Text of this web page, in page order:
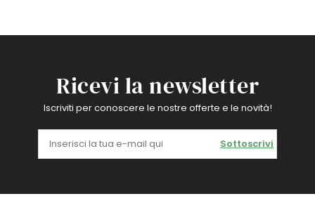
Ricevi la newsletter
Iscriviti per conoscere le nostre offerte e le novità!
Sottoscrivi